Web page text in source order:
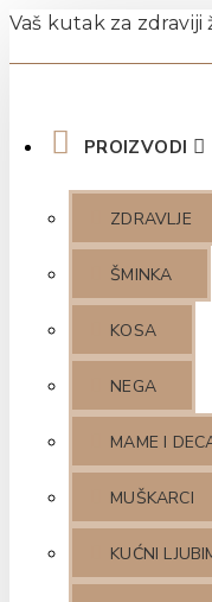
Vaš kutak za zdraviji
PROIZVODI
ZDRAVLJE
ŠMINKA
KOSA
NEGA
MAME I
MUŠKARCI
KUĆNI